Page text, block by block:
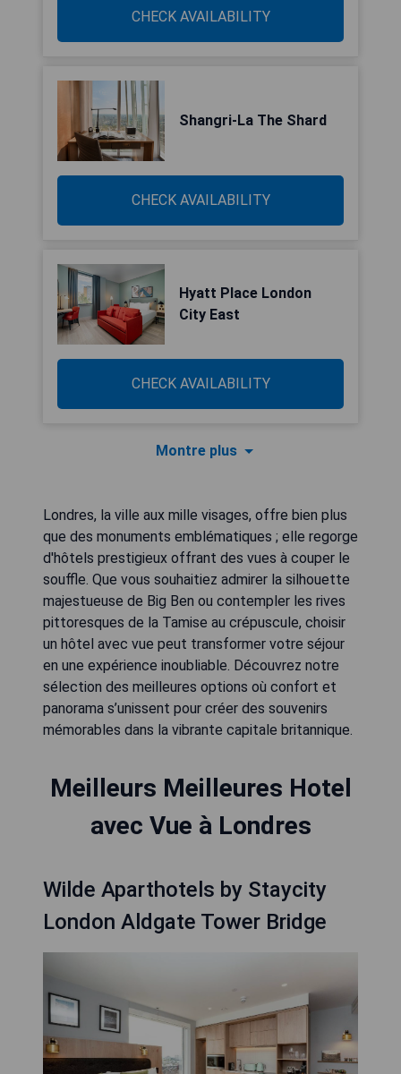
CHECK AVAILABILITY
Shangri-La The Shard
CHECK AVAILABILITY
Hyatt Place London
City East
CHECK AVAILABILITY
Montre plus
Londres, la ville aux mille visages, offre bien plus
que des monuments emblématiques ; elle regorge
d'hôtels prestigieux offrant des vues à couper le
souffle. Que vous souhaitiez admirer la silhouette
majestueuse de Big Ben ou contempler les rives
pittoresques de la Tamise au crépuscule, choisir
un hôtel avec vue peut transformer votre séjour
en une expérience inoubliable. Découvrez notre
sélection des meilleures options où confort et
panorama s’unissent pour créer des souvenirs
mémorables dans la vibrante capitale britannique.
Meilleurs Meilleures Hotel
avec Vue à Londres
Wilde Aparthotels by Staycity
London Aldgate Tower Bridge